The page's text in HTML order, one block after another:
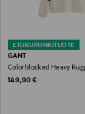
ETUKUPONKITUOTE
GANT
Colorblocked Heavy
Original Price
149,90 €